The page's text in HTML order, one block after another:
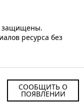
СООБЩИТЬ О
ПОЯВЛЕНИИ
защищены.
ресурса без